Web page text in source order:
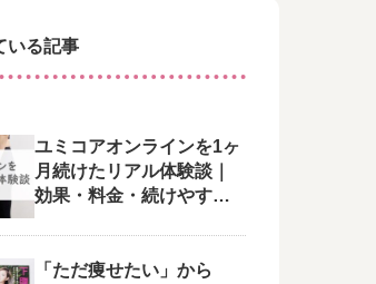
いる記事
ユミコアオンラインを1ヶ
月続けたリアル体験談｜
効果・料金・続けやすさ
「ただ痩せたい」から